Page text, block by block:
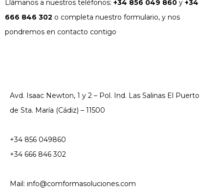
Llámanos a nuestros teléfonos: +34 856 049 860 y +34
666 846 302 o completa nuestro formulario, y nos
pondremos en contacto contigo
Avd. Isaac Newton, 1 y 2 – Pol. Ind. Las Salinas El Puerto
de Sta. María (Cádiz) – 11500
+34 856 049860
+34 666 846 302
Mail: info@comformasoluciones.com